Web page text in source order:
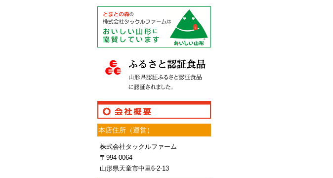
本店住所（運営）
株式会社タックルファーム
〒994-0064
山形県天童市中里6-2-13